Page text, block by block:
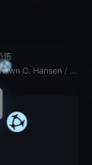
方一路追捕一名扭
怖
C. Hansen / Ryan